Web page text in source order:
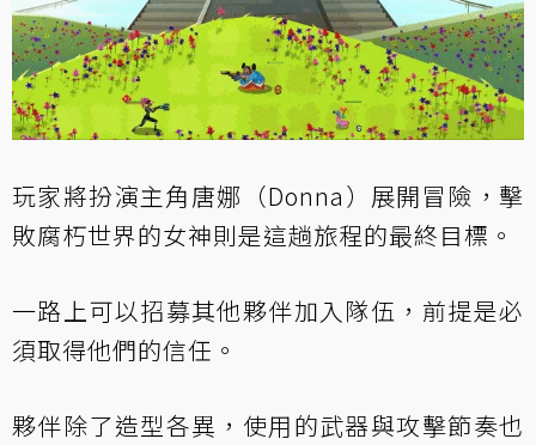
玩家將扮演主角唐娜（Donna）展開冒險，擊
敗腐朽世界的女神則是這趟旅程的最終目標。
一路上可以招募其他夥伴加入隊伍，前提是必
須取得他們的信任。
夥伴除了造型各異，使用的武器與攻擊節奏也